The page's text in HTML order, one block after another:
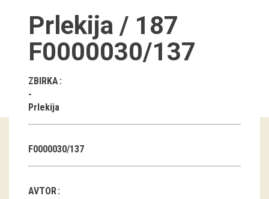
Stalne razstave
Občasne razstave
Gostovanja
E-razstave
Virtualni sprehodi
Arhiv razstav
Prlekija / 187
F0000030/137
ZBIRKA
Prlekija
F0000030/137
AVTOR